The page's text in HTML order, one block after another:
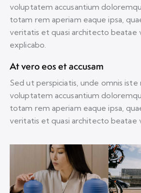
voluptatem accusantium
totam rem aperiam eaque ipsa,
veritatis et quasi architecto beatae
explicabo.
At vero eos et accusam
Sed ut perspiciatis, unde omnis iste
voluptatem accusantium
totam rem aperiam eaque ipsa,
veritatis et quasi architecto beatae